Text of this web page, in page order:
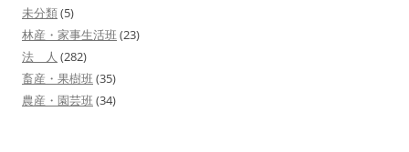
ョ
ン
未分類(5)
林産・家事生活班(23)
法 人 (282)
畜産・果樹班(35)
農産・園芸班(34)